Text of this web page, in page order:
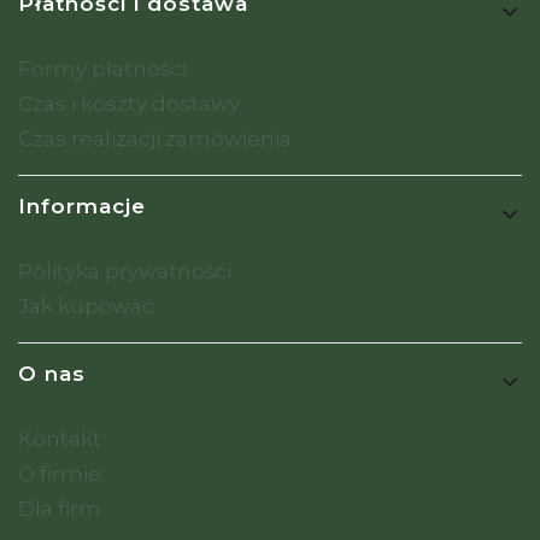
Formy płatności
Czas i koszty dostawy
Czas realizacji zamówienia
Informacje
Polityka prywatności
Jak kupować
O nas
Kontakt
O firmie
Dla firm